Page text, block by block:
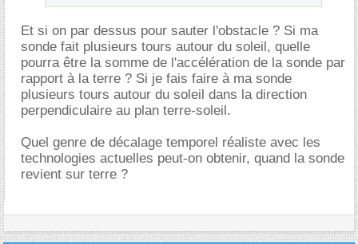
Et si on par dessus pour sauter l'obstacle ? Si ma
sonde fait plusieurs tours autour du soleil, quelle
pourra être la somme de l'accélération de la sonde par
rapport à la terre ? Si je fais faire à ma sonde
plusieurs tours autour du soleil dans la direction
perpendiculaire au plan terre-soleil.
Quel genre de décalage temporel réaliste avec les
technologies actuelles peut-on obtenir, quand la sonde
revient sur terre ?